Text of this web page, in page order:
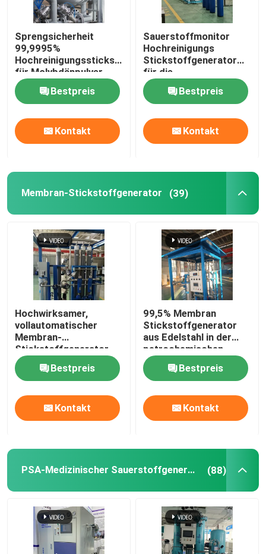
Sprengsicherheit
99,9995%
Hochreinigungsstickstoffgenerator
für Molybdänpulver
Bestpreis
Kontakt
Sauerstoffmonitor
Hochreinigungs
Stickstoffgenerator
für die
Pulvermetallurgie
Bestpreis
Kontakt
Membran-Stickstoffgenerator (39)
Hochwirksamer,
vollautomatischer
Membran-
Stickstoffgenerator
für die Petrochemie
Bestpreis
Kontakt
99,5% Membran
Stickstoffgenerator
aus Edelstahl in der
petrochemischen
Industrie
Bestpreis
Kontakt
PSA-Medizinischer Sauerstoffgenerator (88)